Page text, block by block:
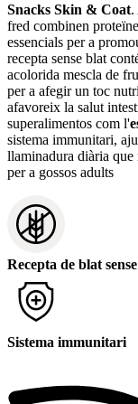
Snacks Skin & Coat.
fred combinen
essencials per a
recepta sense blat
acolorida mescla de
per a afegir un toc
afavoreix la salut
superalimentos com l'
sistema immunitari,
llaminadura diària
per a gossos adults
Recepta de blat
Sistema immunitari